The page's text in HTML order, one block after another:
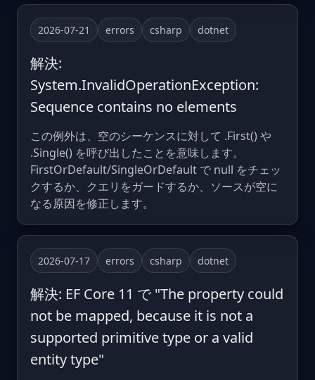
2026-07-21 errors csharp dotnet
解決:
System.InvalidOperationException:
Sequence contains no elements
この例外は、空のシーケンスに対して .First() や
.Single() を呼び出したことを意味します。
FirstOrDefault/SingleOrDefault で null をチェッ
クするか、クエリをガードするか、ソースが空に
なる原因を修正します。
2026-07-17 errors csharp dotnet
解決: EF Core 11 で "The property could
not be mapped, because it is not a
supported primitive type or a valid
entity type"